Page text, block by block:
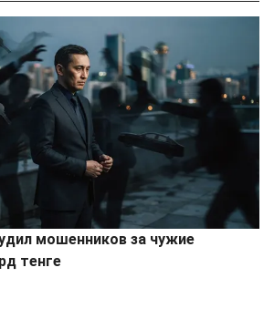
мошенников за чужие
тенге